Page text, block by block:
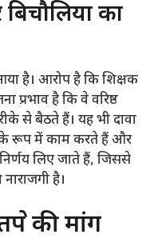
का
है। आरोप है कि शिक्षक
प्रभाव है कि वे वरिष्ठ
से बैठते हैं। यह भी दावा
के रूप में काम करते हैं और
लिए जाते हैं, जिससे
है।
की मांग